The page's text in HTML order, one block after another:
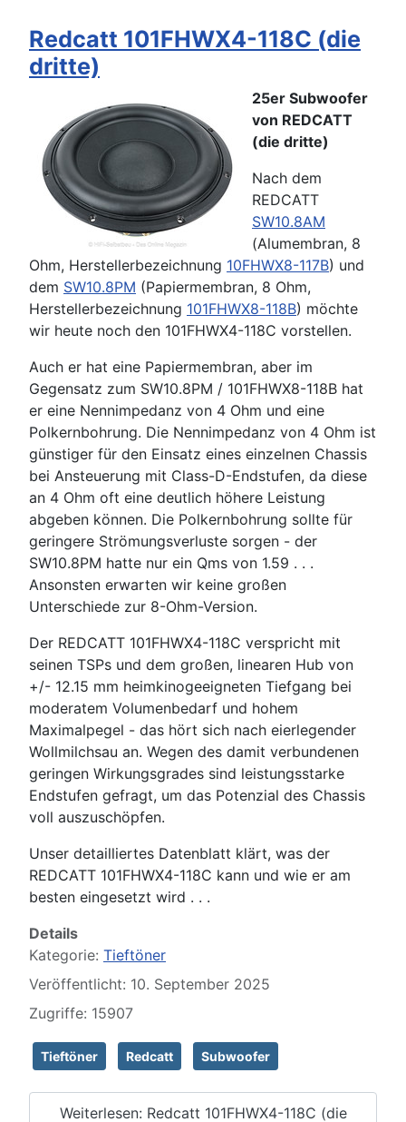
Redcatt 101FHWX4-118C (die
dritte)
25er Subwoofer
von REDCATT
(die dritte)
Nach dem
REDCATT
SW10.8AM
(Alumembran, 8
Ohm, Herstellerbezeichnung 10FHWX8-117B) und
dem SW10.8PM (Papiermembran, 8 Ohm,
Herstellerbezeichnung 101FHWX8-118B) möchte
wir heute noch den 101FHWX4-118C vorstellen.
Auch er hat eine Papiermembran, aber im
Gegensatz zum SW10.8PM / 101FHWX8-118B hat
er eine Nennimpedanz von 4 Ohm und eine
Polkernbohrung. Die Nennimpedanz von 4 Ohm ist
günstiger für den Einsatz eines einzelnen Chassis
bei Ansteuerung mit Class-D-Endstufen, da diese
an 4 Ohm oft eine deutlich höhere Leistung
abgeben können. Die Polkernbohrung sollte für
geringere Strömungsverluste sorgen - der
SW10.8PM hatte nur ein Qms von 1.59 . . .
Ansonsten erwarten wir keine großen
Unterschiede zur 8-Ohm-Version.
Der REDCATT 101FHWX4-118C verspricht mit
seinen TSPs und dem großen, linearen Hub von
+/- 12.15 mm heimkinogeeigneten Tiefgang bei
moderatem Volumenbedarf und hohem
Maximalpegel - das hört sich nach eierlegender
Wollmilchsau an. Wegen des damit verbundenen
geringen Wirkungsgrades sind leistungsstarke
Endstufen gefragt, um das Potenzial des Chassis
voll auszuschöpfen.
Unser detailliertes Datenblatt klärt, was der
REDCATT 101FHWX4-118C kann und wie er am
besten eingesetzt wird . . .
Details
Kategorie: Tieftöner
Veröffentlicht: 10. September 2025
Zugriffe: 15907
Tieftöner Redcatt Subwoofer
Weiterlesen: Redcatt 101FHWX4-118C (die